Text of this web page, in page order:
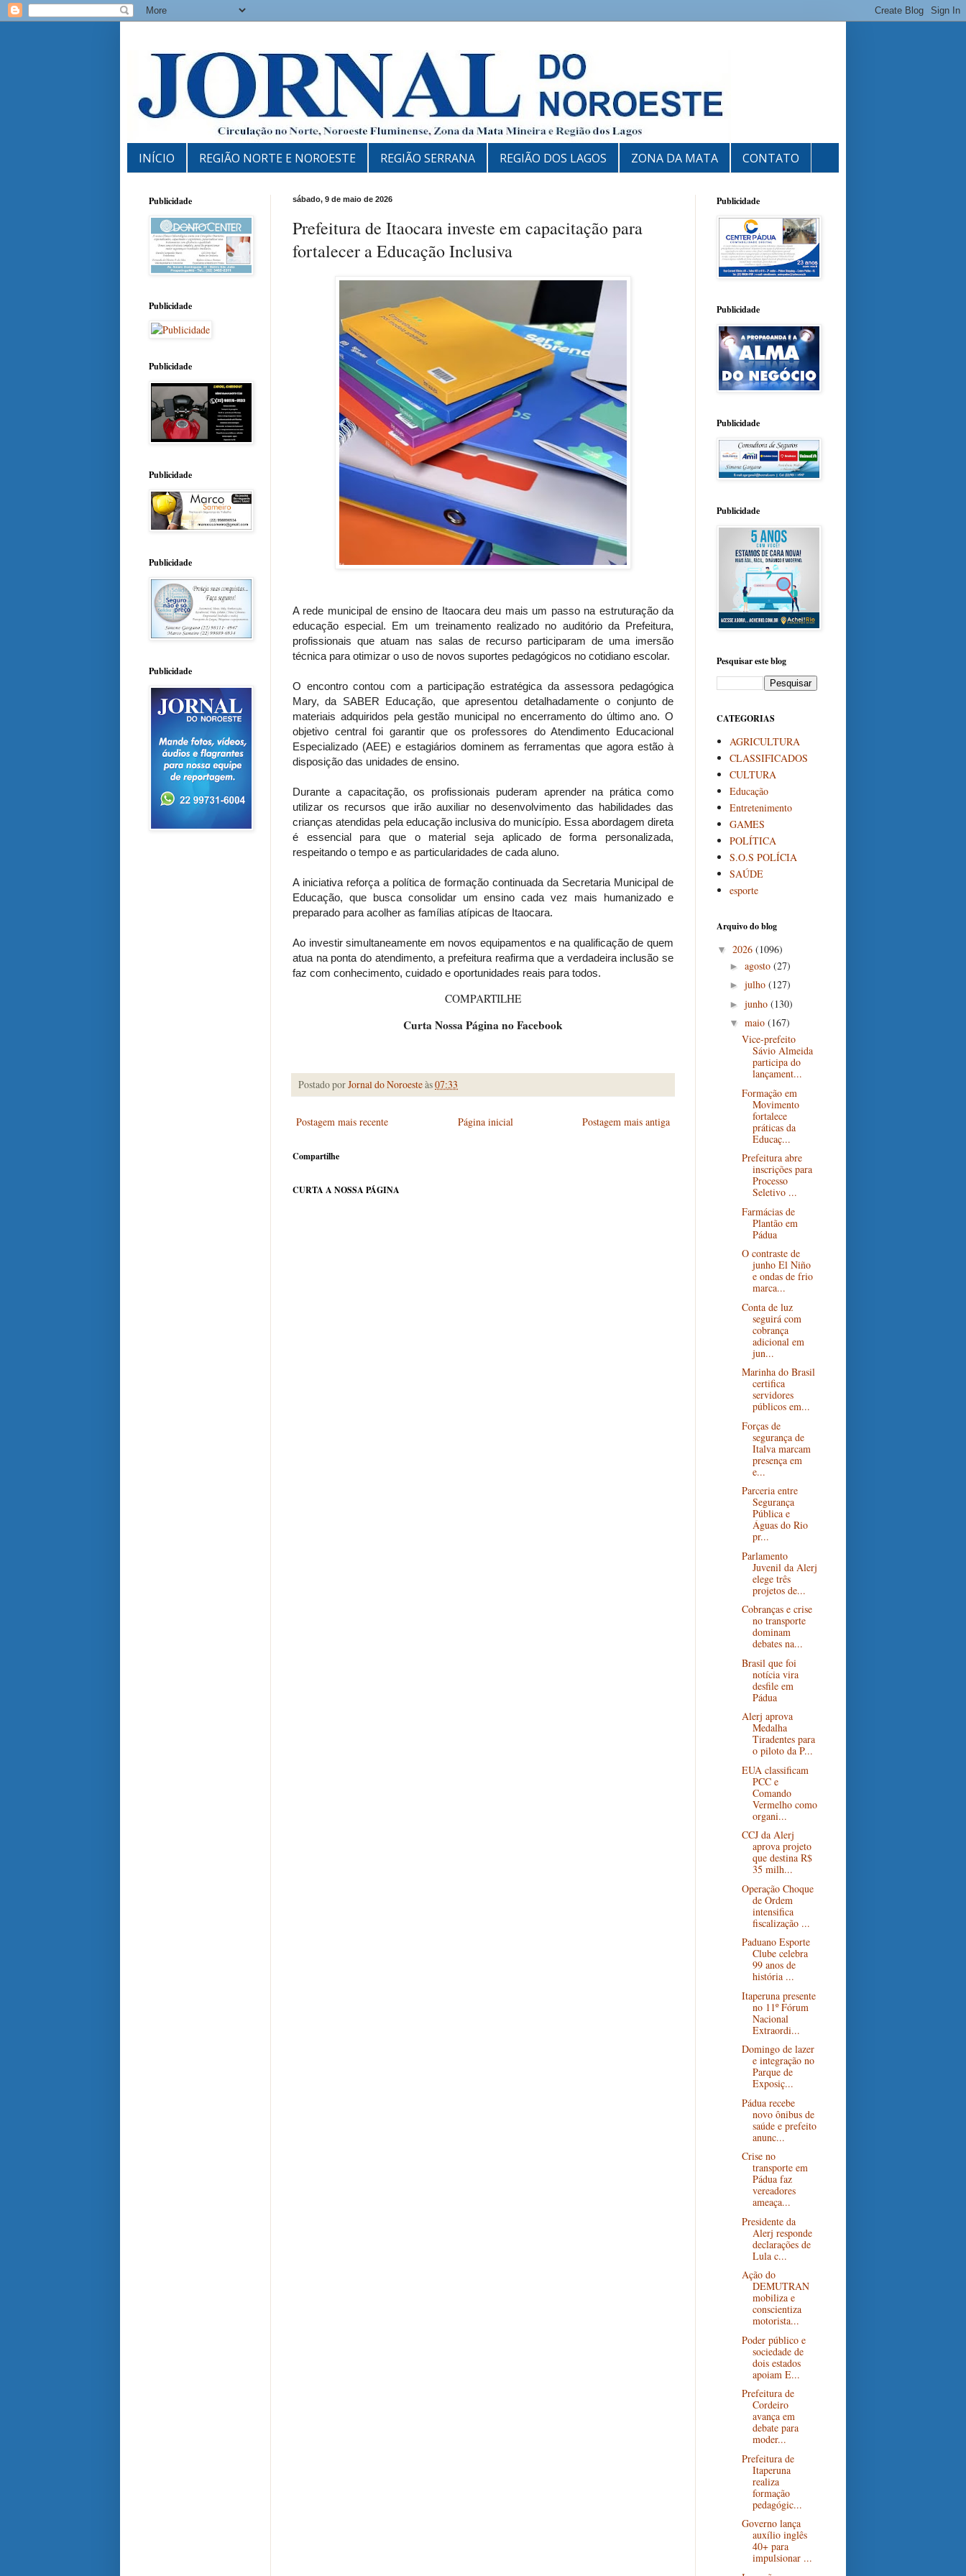
INÍCIO REGIÃO NORTE E NOROESTE REGIÃO SERRANA REGIÃO DOS LAGOS ZONA DA MATA CONTATO
sábado, 9 de maio de 2026
Prefeitura de Itaocara investe em capacitação para
fortalecer a Educação Inclusiva
A rede municipal de ensino de Itaocara deu mais um passo na estruturação da
educação especial. Em um treinamento realizado no auditório da Prefeitura,
profissionais que atuam nas salas de recurso participaram de uma imersão
técnica para otimizar o uso de novos suportes pedagógicos no cotidiano escolar.
O encontro contou com a participação estratégica da assessora pedagógica
Mary, da SABER Educação, que apresentou detalhadamente o conjunto de
materiais adquiridos pela gestão municipal no encerramento do último ano. O
objetivo central foi garantir que os professores do Atendimento Educacional
Especializado (AEE) e estagiários dominem as ferramentas que agora estão à
disposição das unidades de ensino.
Durante a capacitação, os profissionais puderam aprender na prática como
utilizar os recursos que irão auxiliar no desenvolvimento das habilidades das
crianças atendidas pela educação inclusiva do município. Essa abordagem direta
é essencial para que o material seja aplicado de forma personalizada,
respeitando o tempo e as particularidades de cada aluno.
A iniciativa reforça a política de formação continuada da Secretaria Municipal de
Educação, que busca consolidar um ensino cada vez mais humanizado e
preparado para acolher as famílias atípicas de Itaocara.
Ao investir simultaneamente em novos equipamentos e na qualificação de quem
atua na ponta do atendimento, a prefeitura reafirma que a verdadeira inclusão se
faz com conhecimento, cuidado e oportunidades reais para todos.
COMPARTILHE
Curta Nossa Página no Facebook
Postado porJornal do Noroesteàs07:33
Postagem mais recente Postagem mais antiga
Página inicial
Compartilhe
CURTA A NOSSA PÁGINA
Publicidade
Publicidade
Publicidade
Publicidade
Publicidade
Publicidade
Publicidade
Publicidade
Publicidade
Publicidade
Pesquisar este blog
CATEGORIAS
AGRICULTURA
CLASSIFICADOS
CULTURA
Educação
Entretenimento
GAMES
POLÍTICA
S.O.S POLÍCIA
SAÚDE
esporte
Arquivo do blog
▼ 2026 (1096)
► agosto (27)
► julho (127)
► junho (130)
▼ maio (167)
Vice-prefeito
Sávio Almeida
participa do
lançament...
Formação em
Movimento
fortalece
práticas da
Educaç...
Prefeitura abre
inscrições para
Processo
Seletivo ...
Farmácias de
Plantão em
Pádua
O contraste de
junho El Niño
e ondas de frio
marca...
Conta de luz
seguirá com
cobrança
adicional em
jun...
Marinha do Brasil
certifica
servidores
públicos em...
Forças de
segurança de
Italva marcam
presença em
e...
Parceria entre
Segurança
Pública e
Águas do Rio
pr...
Parlamento
Juvenil da Alerj
elege três
projetos de...
Cobranças e crise
no transporte
dominam
debates na...
Brasil que foi
notícia vira
desfile em
Pádua
Alerj aprova
Medalha
Tiradentes para
o piloto da P...
EUA classificam
PCC e
Comando
Vermelho como
organi...
CCJ da Alerj
aprova projeto
que destina R$
35 milh...
Operação Choque
de Ordem
intensifica
fiscalização ...
Paduano Esporte
Clube celebra
99 anos de
história ...
Itaperuna presente
no 11º Fórum
Nacional
Extraordi...
Domingo de lazer
e integração no
Parque de
Exposiç...
Pádua recebe
novo ônibus de
saúde e prefeito
anunc...
Crise no
transporte em
Pádua faz
vereadores
ameaça...
Presidente da
Alerj responde
declarações de
Lula c...
Ação do
DEMUTRAN
mobiliza e
conscientiza
motorista...
Poder público e
sociedade de
dois estados
apoiam E...
Prefeitura de
Cordeiro
avança em
debate para
moder...
Prefeitura de
Itaperuna
realiza
formação
pedagógic...
Governo lança
auxílio inglês
40+ para
impulsionar ...